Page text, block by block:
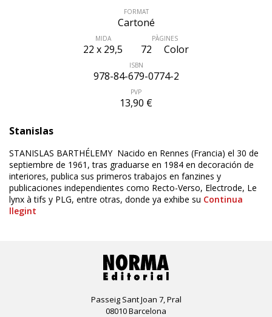
FORMAT
Cartoné
MIDA
22 x 29,5
PÀGINES
72 Color
ISBN
978-84-679-0774-2
PVP
13,90 €
Stanislas
STANISLAS BARTHÉLEMY Nacido en Rennes (Francia) el 30 de
septiembre de 1961, tras graduarse en 1984 en decoración de
interiores, publica sus primeros trabajos en fanzines y
publicaciones independientes como Recto-Verso, Electrode, Le
lynx à tifs y PLG, entre otras, donde ya exhibe su Continua
llegint
Passeig Sant Joan 7, Pral
08010 Barcelona